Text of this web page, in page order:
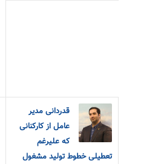
قدردانی مدیر
عامل از کارکنانی
که علیرغم
تعطیلی خطوط تولید مشغول